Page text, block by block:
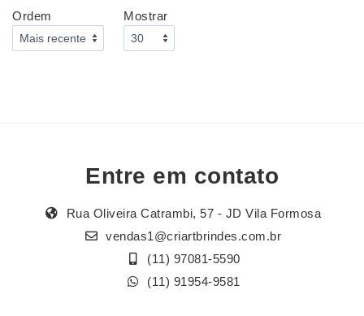
Ordem
Mostrar
Entre em contato
Rua Oliveira Catrambi, 57 - JD Vila Formosa
vendas1@criartbrindes.com.br
(11) 97081-5590
(11) 91954-9581